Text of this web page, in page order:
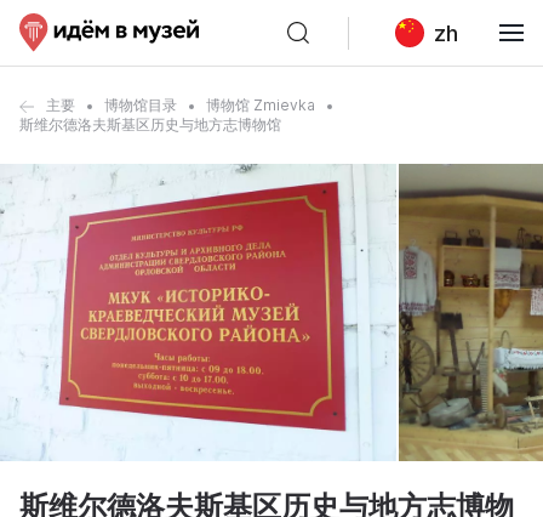
zh
主要 博物馆目录
博物馆 Zmievka
斯维尔德洛夫斯基区历史与地方志博物馆
斯维尔德洛夫斯基区历史与地方志博物